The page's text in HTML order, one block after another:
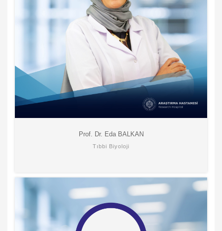
Prof. Dr. Eda BALKAN
Tıbbi Biyoloji